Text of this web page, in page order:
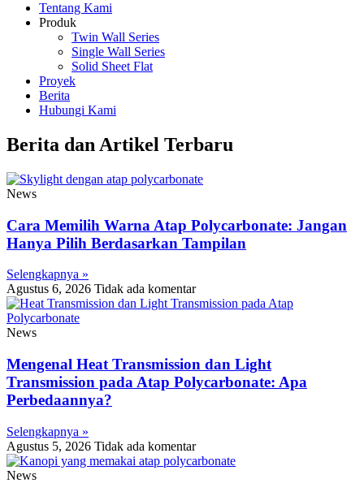
Tentang Kami
Produk
Twin Wall Series
Single Wall Series
Solid Sheet Flat
Proyek
Berita
Hubungi Kami
Berita dan Artikel Terbaru
News
Cara Memilih Warna Atap Polycarbonate: Jangan
Hanya Pilih Berdasarkan Tampilan
Selengkapnya »
Agustus 6, 2026 Tidak ada komentar
News
Mengenal Heat Transmission dan Light
Transmission pada Atap Polycarbonate: Apa
Perbedaannya?
Selengkapnya »
Agustus 5, 2026 Tidak ada komentar
News